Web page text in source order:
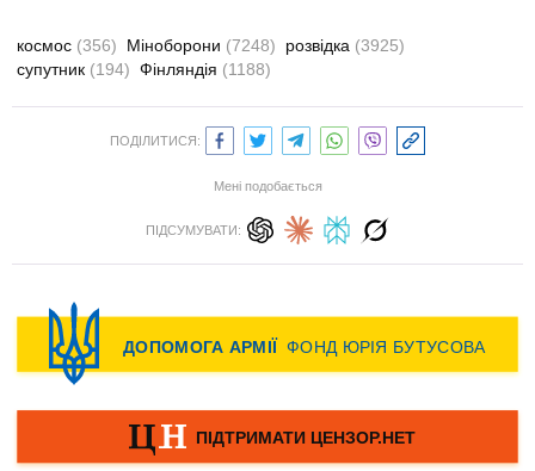
космос (356) Міноборони (7248) розвідка (3925)
супутник (194) Фінляндія (1188)
ПОДІЛИТИСЯ:
Мені подобається
ПІДСУМУВАТИ: